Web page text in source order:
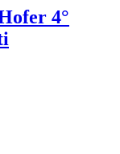
4°